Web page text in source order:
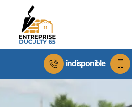
indisponible